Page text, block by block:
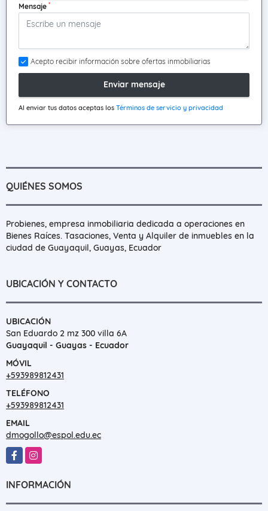
Mensaje *
Acepto recibir información sobre ofertas inmobiliarias
Enviar mensaje
Al enviar tus datos aceptas los Términos de servicio y privacidad
QUIÉNES SOMOS
Probienes, empresa inmobiliaria dedicada a operaciones en
Bienes Raíces. Tasaciones, Venta y Alquiler de inmuebles en la
ciudad de Guayaquil, Guayas, Ecuador
UBICACIÓN Y CONTACTO
UBICACIÓN
San Eduardo 2 mz 300 villa 6A
Guayaquil - Guayas - Ecuador
MÓVIL
+593989812431
TELÉFONO
+593989812431
EMAIL
dmogollo@espol.edu.ec
FacebookInstagram
INFORMACIÓN